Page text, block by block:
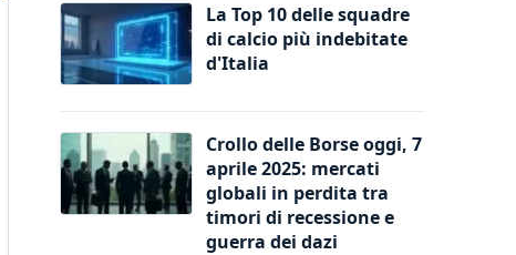
La Top 10 delle squadre
di calcio più indebitate
d'Italia
Crollo delle Borse oggi, 7
aprile 2025: mercati
globali in perdita tra
timori di recessione e
guerra dei dazi